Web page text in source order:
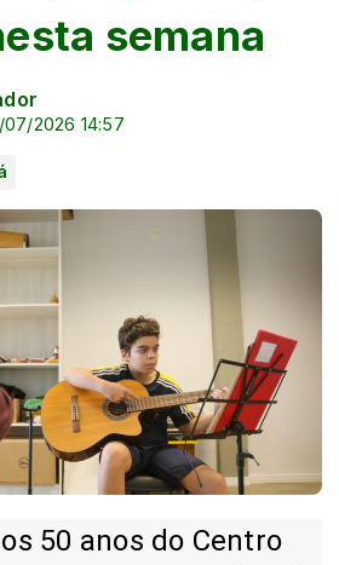
semana
2026 14:57
50 anos do Centro